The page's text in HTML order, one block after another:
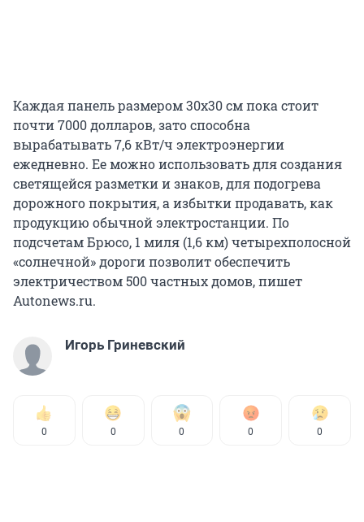
Каждая панель размером 30х30 см пока стоит
почти 7000 долларов, зато способна
вырабатывать 7,6 кВт/ч электроэнергии
ежедневно. Ее можно использовать для создания
светящейся разметки и знаков, для подогрева
дорожного покрытия, а избытки продавать, как
продукцию обычной электростанции. По
подсчетам Брюсо, 1 миля (1,6 км) четырехполосной
«солнечной» дороги позволит обеспечить
электричеством 500 частных домов, пишет
Autonews.ru.
Игорь Гриневский
0 0 0 0 0